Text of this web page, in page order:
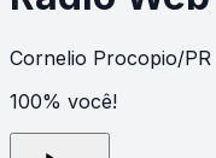
Cornelio Procopio/PR
100% você!